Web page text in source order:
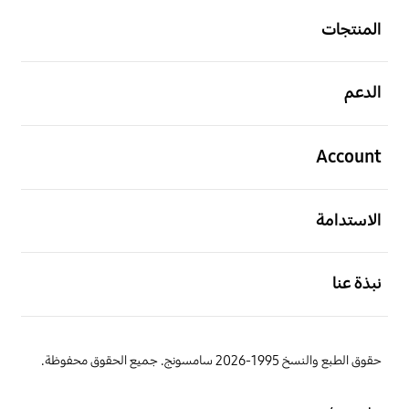
المنتجات
الدعم
Account
الاستدامة
نبذة عنا
حقوق الطبع والنسخ 1995-2026 سامسونج. جميع الحقوق محفوظة.